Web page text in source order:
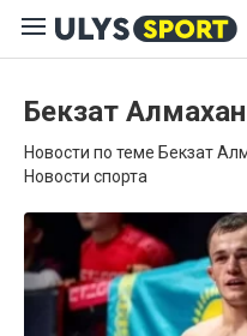
Бекзат Алмахан
Новости по теме Бекзат
Новости спорта